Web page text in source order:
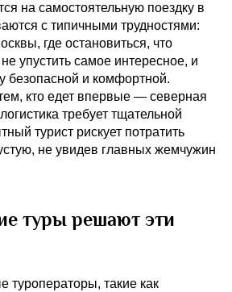
на самостоятельную поездку в
с типичными трудностями:
где остановиться, что
упустить самое интересное, и
безопасной и комфортной.
кто едет впервые — северная
требует тщательной
турист рискует потратить
не увидев главных жемчужин
туры решают эти
туроператоры, такие как